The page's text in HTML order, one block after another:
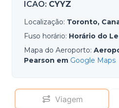
ICAO: CYYZ
Localização: Toronto,
Fuso horário: Horário do
Mapa do Aeroporto:
Pearson em Google Maps